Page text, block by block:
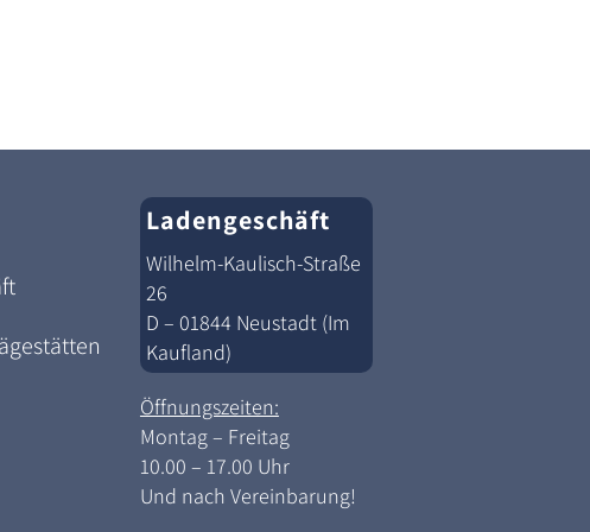
Ladengeschäft
Wilhelm-Kaulisch-Straße
26
D – 01844 Neustadt (Im
Kaufland)
Öffnungszeiten:
Montag – Freitag
10.00 – 17.00 Uhr
Und nach Vereinbarung!